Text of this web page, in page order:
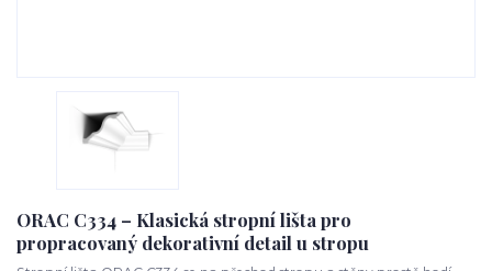
ORAC C334 – Klasická stropní lišta pro
propracovaný dekorativní detail u stropu